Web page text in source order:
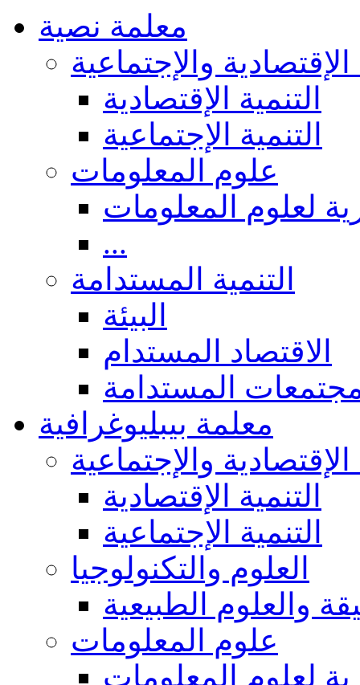
معلمة نصية
الإقتصادية والإجتماعية
التنمية الإقتصادية
التنمية الإجتماعية
علوم المعلومات
لعلوم المعلومات
...
التنمية المستدامة
البيئة
الاقتصاد المستدام
المستدامة
معلمة بيبليوغرافية
الإقتصادية والإجتماعية
التنمية الإقتصادية
التنمية الإجتماعية
العلوم والتكنولوجيا
والعلوم الطبيعية
علوم المعلومات
لعلوم المعلومات